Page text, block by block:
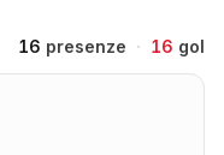
16 presenze · 16 gol